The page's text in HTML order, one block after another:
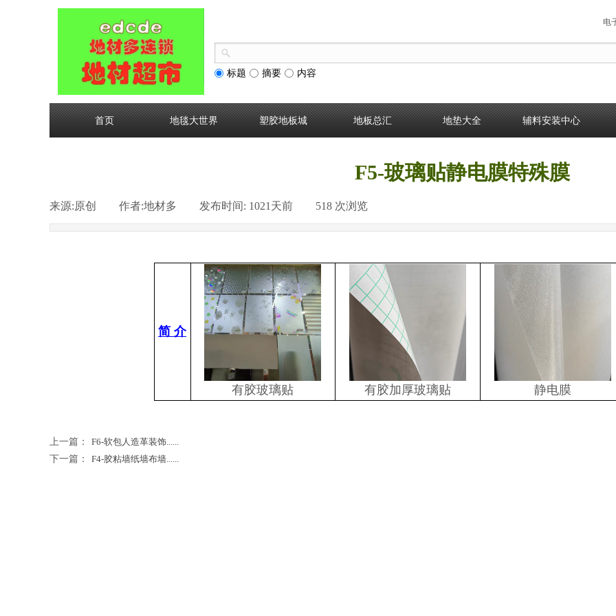
电
标题 摘要 内容
首页 地毯大世界 塑胶地板城 地板总汇 地垫大全 辅料安装中心
F5-玻璃贴静电膜特殊膜
来源:原创 作者:地材多 发布时间: 1021天前 518 次浏览
简 介
有胶玻璃贴 有胶加厚玻璃贴 静电膜
上一篇：
F6-软包人造革装饰......
下一篇：
F4-胶粘墙纸墙布墙......